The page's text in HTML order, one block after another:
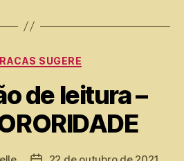
SUGERE
de leitura –